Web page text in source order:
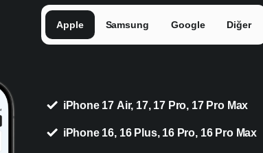
Apple Samsung Google Diğer
iPhone 17 Air, 17, 17 Pro, 17 Pro Max
iPhone 16, 16 Plus, 16 Pro, 16 Pro Max